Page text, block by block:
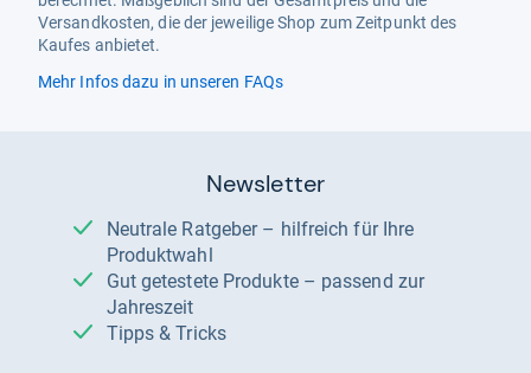
Versandkosten, die der jeweilige Shop zum Zeitpunkt des
Kaufes anbietet.
Mehr Infos dazu in unseren FAQs
Newsletter
Neutrale Ratgeber – hilfreich für Ihre
Produktwahl
Gut getestete Produkte – passend zur
Jahreszeit
Tipps & Tricks